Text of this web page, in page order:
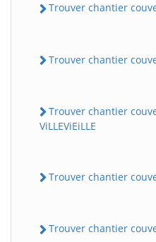
Trouver chantier
Trouver chantier
Trouver chantier
ViLLEViEiLLE
Trouver chantier
Trouver chantier